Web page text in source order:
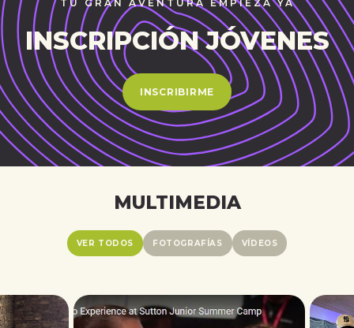
TU GRAN AVENTURA EMPIEZA YA
INSCRIPCIÓN JÓVENES
INSCRIBIRME
MULTIMEDIA
VER TODOS FOTOGRAFÍAS VÍDEOS